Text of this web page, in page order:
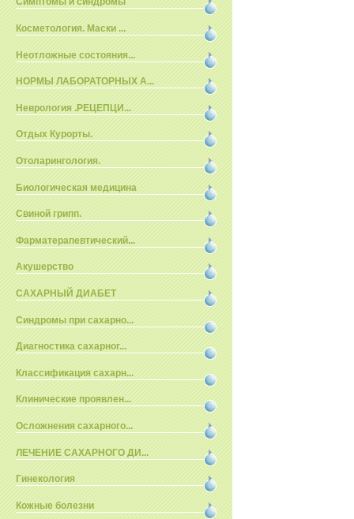
Косметология. Маски ...
Неотложные состояния...
НОРМЫ ЛАБОРАТОРНЫХ А...
Неврология .РЕЦЕПЦИ...
Отдых Курорты.
Отоларингология.
Биологическая медицина
Свиной грипп.
Фарматерапевтический...
Акушерство
САХАРНЫЙ ДИАБЕТ
Синдромы при сахарно...
Диагностика сахарног...
Классификация сахарн...
Клинические проявлен...
Осложнения сахарного...
ЛЕЧЕНИЕ САХАРНОГО ДИ...
Гинекология
Кожные болезни